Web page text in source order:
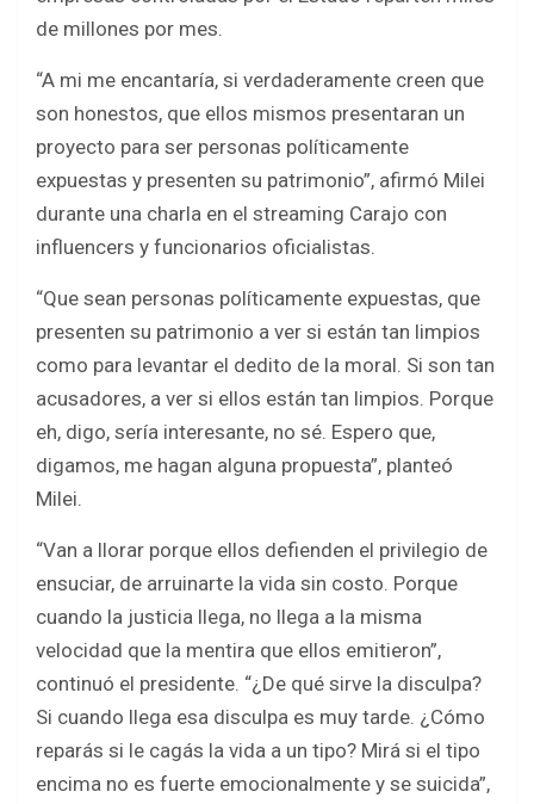
de millones por mes.
“A mi me encantaría, si verdaderamente creen que
son honestos, que ellos mismos presentaran un
proyecto para ser personas políticamente
expuestas y presenten su patrimonio”, afirmó Milei
durante una charla en el streaming Carajo con
influencers y funcionarios oficialistas.
“Que sean personas políticamente expuestas, que
presenten su patrimonio a ver si están tan limpios
como para levantar el dedito de la moral. Si son tan
acusadores, a ver si ellos están tan limpios. Porque
eh, digo, sería interesante, no sé. Espero que,
digamos, me hagan alguna propuesta”, planteó
Milei.
“Van a llorar porque ellos defienden el privilegio de
ensuciar, de arruinarte la vida sin costo. Porque
cuando la justicia llega, no llega a la misma
velocidad que la mentira que ellos emitieron”,
continuó el presidente. “¿De qué sirve la disculpa?
Si cuando llega esa disculpa es muy tarde. ¿Cómo
reparás si le cagás la vida a un tipo? Mirá si el tipo
encima no es fuerte emocionalmente y se suicida”,